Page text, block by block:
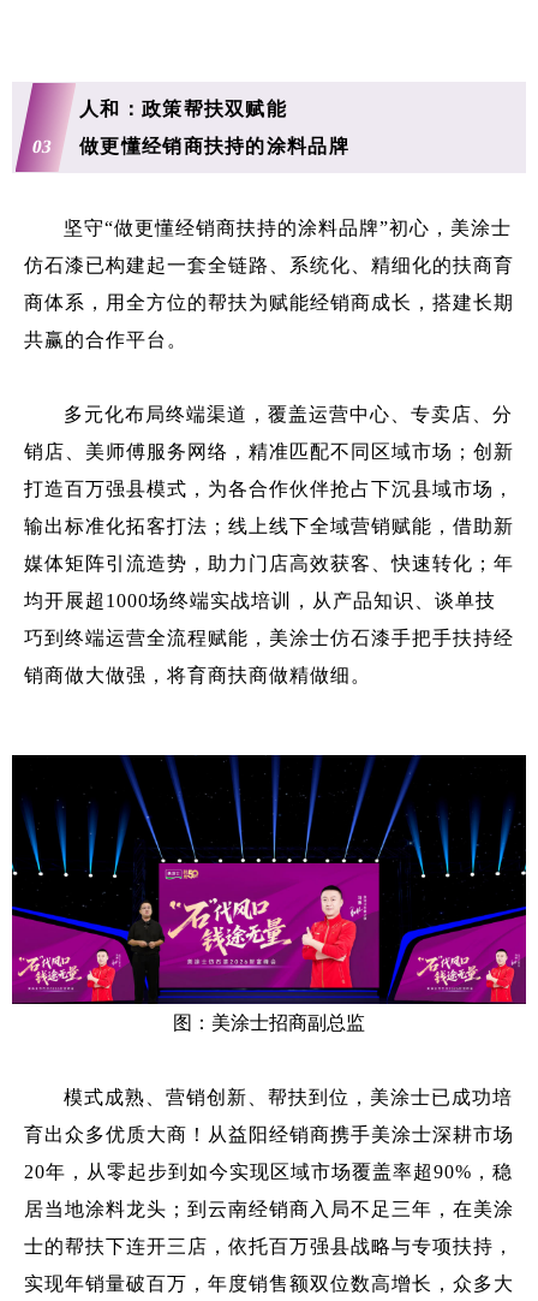
03
人和：政策帮扶双赋能
做更懂经销商扶持的涂料品牌
坚守“做更懂经销商扶持的涂料品牌”初心，美涂士
仿石漆已构建起一套全链路、系统化、精细化的扶商育
商体系，用全方位的帮扶为赋能经销商成长，搭建长期
共赢的合作平台。
多元化布局终端渠道，覆盖运营中心、专卖店、分
销店、美师傅服务网络，精准匹配不同区域市场；创新
打造百万强县模式，为各合作伙伴抢占下沉县域市场，
输出标准化拓客打法；线上线下全域营销赋能，借助新
媒体矩阵引流造势，助力门店高效获客、快速转化；年
均开展超1000场终端实战培训，从产品知识、谈单技
巧到终端运营全流程赋能，美涂士仿石漆手把手扶持经
销商做大做强，将育商扶商做精做细。
图：美涂士招商副总监
模式成熟、营销创新、帮扶到位，美涂士已成功培
育出众多优质大商！从益阳经销商携手美涂士深耕市场
20年，从零起步到如今实现区域市场覆盖率超90%，稳
居当地涂料龙头；到云南经销商入局不足三年，在美涂
士的帮扶下连开三店，依托百万强县战略与专项扶持，
实现年销量破百万，年度销售额双位数高增长，众多大